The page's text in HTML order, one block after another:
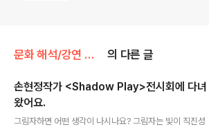
문화 해석/강연 공연 전시 공간 의 다른 글
손현정작가 <Shadow Play>전시회에 다녀
왔어요.
그림자하면 어떤 생각이 나시나요? 그림자는 빛이 직진성